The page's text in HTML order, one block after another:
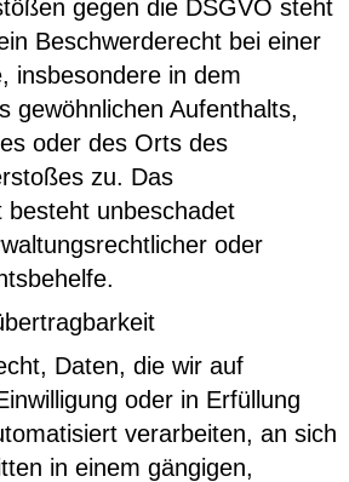
gegen die DSGVO steht
Beschwerderecht bei einer
insbesondere in dem
gewöhnlichen Aufenthalts,
oder des Orts des
zu. Das
besteht unbeschadet
oder
Daten, die wir auf
oder in Erfüllung
verarbeiten, an sich
in einem gängigen,